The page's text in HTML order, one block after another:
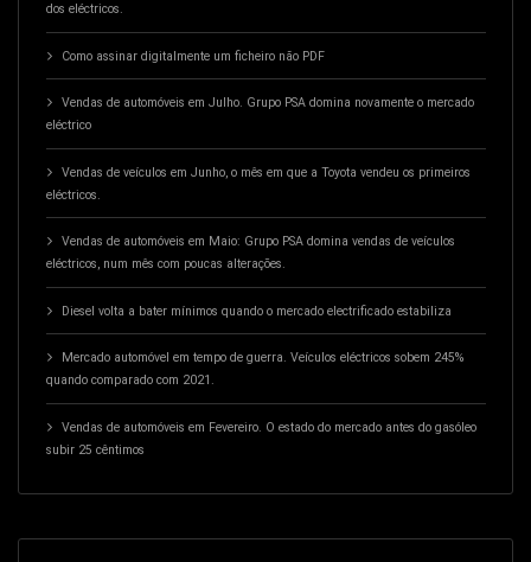
dos eléctricos.
Como assinar digitalmente um ficheiro não PDF
Vendas de automóveis em Julho. Grupo PSA domina novamente o mercado
eléctrico
Vendas de veículos em Junho, o mês em que a Toyota vendeu os primeiros
eléctricos.
Vendas de automóveis em Maio: Grupo PSA domina vendas de veículos
eléctricos, num mês com poucas alterações.
Diesel volta a bater mínimos quando o mercado electrificado estabiliza
Mercado automóvel em tempo de guerra. Veículos eléctricos sobem 245%
quando comparado com 2021.
Vendas de automóveis em Fevereiro. O estado do mercado antes do gasóleo
subir 25 cêntimos